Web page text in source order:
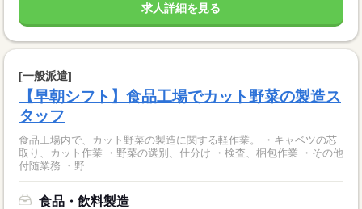
求人詳細を見る
[一般派遣]
【早朝シフト】食品工場でカット野菜の製造ス
タッフ
食品工場内で、カット野菜の製造に関する軽作業。 ・キャベツの芯
取り、カット作業 ・野菜の選別、仕分け ・検査、梱包作業 ・その他
付随業務 ・野...
食品・飲料製造